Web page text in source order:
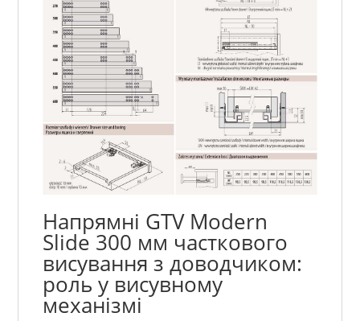
Напрямні GTV Modern
Slide 300 мм часткового
висування з доводчиком:
роль у висувному
механізмі